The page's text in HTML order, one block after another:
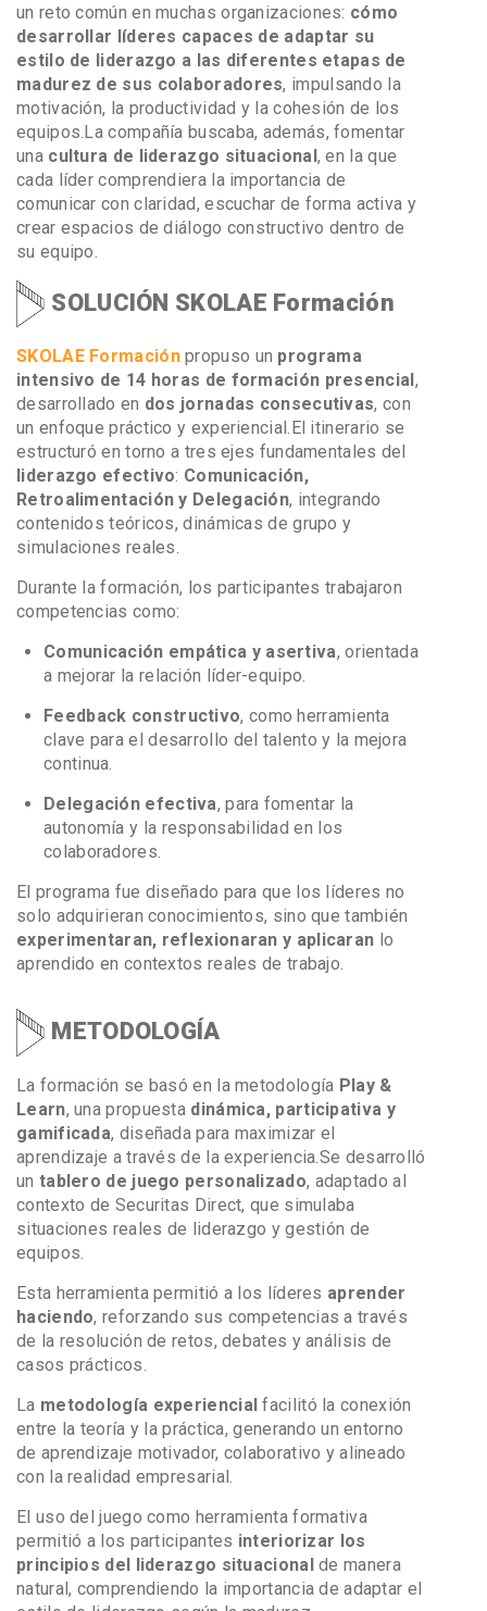
un reto común en muchas organizaciones: cómo
desarrollar líderes capaces de adaptar su
estilo de liderazgo a las diferentes etapas de
madurez de sus colaboradores, impulsando la
motivación, la productividad y la cohesión de los
equipos. La compañía buscaba, además, fomentar
una cultura de liderazgo situacional, en la que
cada líder comprendiera la importancia de
comunicar con claridad, escuchar de forma activa y
crear espacios de diálogo constructivo dentro de
su equipo.
SOLUCIÓN SKOLAE Formación
SKOLAE Formaciónpropuso un programa
intensivo de 14 horas de formación presencial,
desarrollado en dos jornadas consecutivas, con
un enfoque práctico y experiencial.El itinerario se
estructuró en torno a tres ejes fundamentales del
liderazgo efectivo: Comunicación,
Retroalimentación y Delegación, integrando
contenidos teóricos, dinámicas de grupo y
simulaciones reales.
Durante la formación, los participantes trabajaron
competencias como:
Comunicación empática y asertiva, orientada
a mejorar la relación líder-equipo.
Feedback constructivo, como herramienta
clave para el desarrollo del talento y la mejora
continua.
Delegación efectiva, para fomentar la
autonomía y la responsabilidad en los
colaboradores.
El programa fue diseñado para que los líderes no
solo adquirieran conocimientos, sino que también
experimentaran, reflexionaran y aplicaran lo
aprendido en contextos reales de trabajo.
METODOLOGÍA
La formación se basó en la metodología Play &
Learn, una propuesta dinámica, participativa y
gamificada, diseñada para maximizar el
aprendizaje a través de la experiencia. Se desarrolló
un tablero de juego personalizado, adaptado al
contexto de Securitas Direct, que simulaba
situaciones reales de liderazgo y gestión de
equipos.
Esta herramienta permitió a los líderes aprender
haciendo, reforzando sus competencias a través
de la resolución de retos, debates y análisis de
casos prácticos.
La metodología experiencial facilitó la conexión
entre la teoría y la práctica, generando un entorno
de aprendizaje motivador, colaborativo y alineado
con la realidad empresarial.
El uso del juego como herramienta formativa
permitió a los participantes interiorizar los
principios del liderazgo situacionalde manera
natural, comprendiendo la importancia de adaptar el